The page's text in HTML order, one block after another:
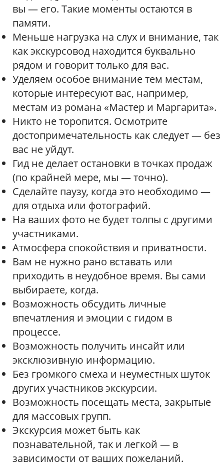
вы — его. Такие моменты остаются в
памяти.
Меньше нагрузка на слух и внимание, так
как экскурсовод находится буквально
рядом и говорит только для вас.
Уделяем особое внимание тем местам,
которые интересуют вас, например,
местам из романа «Мастер и Маргарита».
Никто не торопится. Осмотрите
достопримечательность как следует — без
вас не уйдут.
Гид не делает остановки в точках продаж
(по крайней мере, мы — точно).
Сделайте паузу, когда это необходимо —
для отдыха или фотографий.
На ваших фото не будет толпы с другими
участниками.
Атмосфера спокойствия и приватности.
Вам не нужно рано вставать или
приходить в неудобное время. Вы сами
выбираете, когда.
Возможность обсудить личные
впечатления и эмоции с гидом в
процессе.
Возможность получить инсайт или
эксклюзивную информацию.
Без громкого смеха и неуместных шуток
других участников экскурсии.
Возможность посещать места, закрытые
для массовых групп.
Экскурсия может быть как
познавательной, так и легкой — в
зависимости от ваших пожеланий.